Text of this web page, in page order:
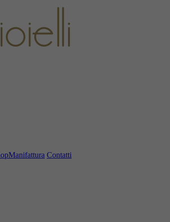
Manifattura Contatti